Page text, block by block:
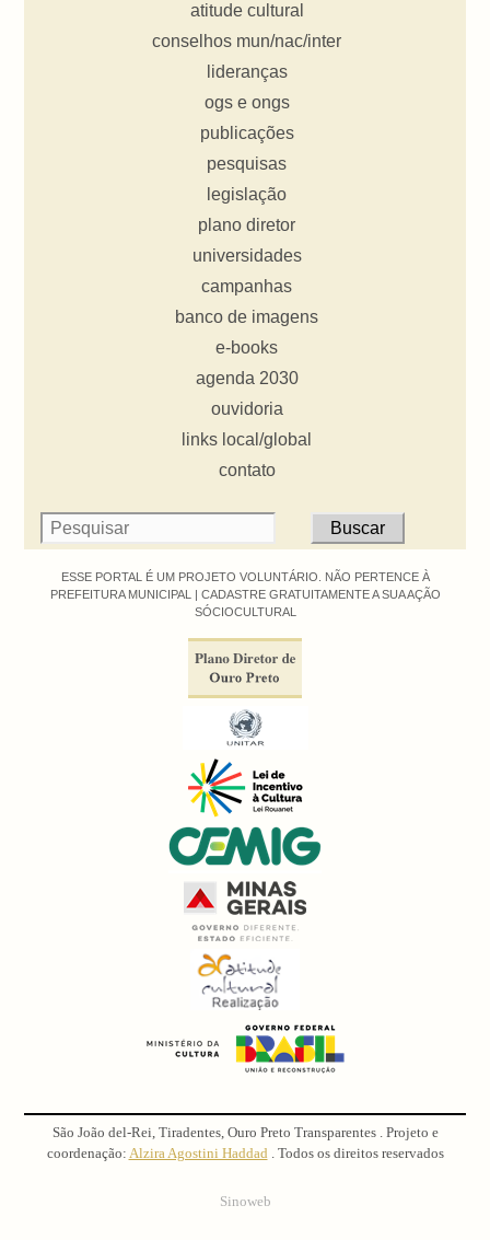
atitude cultural
conselhos mun/nac/inter
lideranças
ogs e ongs
publicações
pesquisas
legislação
plano diretor
universidades
campanhas
banco de imagens
e-books
agenda 2030
ouvidoria
links local/global
contato
ESSE PORTAL É UM PROJETO VOLUNTÁRIO. NÃO PERTENCE À
PREFEITURA MUNICIPAL | CADASTRE GRATUITAMENTE A SUA AÇÃO
SÓCIOCULTURAL
São João del-Rei, Tiradentes, Ouro Preto Transparentes . Projeto e
coordenação: Alzira Agostini Haddad . Todos os direitos reservados
Sinoweb